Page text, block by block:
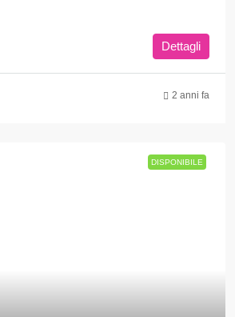
Dettagli
2 anni fa
DISPONIBILE